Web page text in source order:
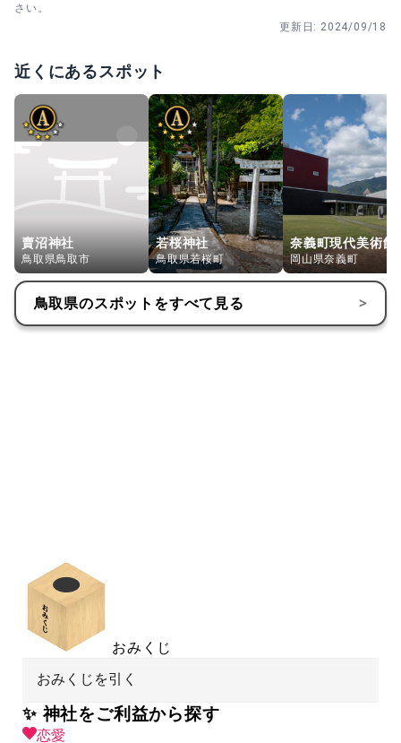
さい。
更新日: 2024/09/18
近くにあるスポット
賣沼神社
鳥取県鳥取市
若桜神社
鳥取県若桜町
奈義町現代美術館
岡山県奈義町
鳥取県のスポットをすべて見る >
おみくじ
おみくじを引く
✨ 神社をご利益から探す
恋愛